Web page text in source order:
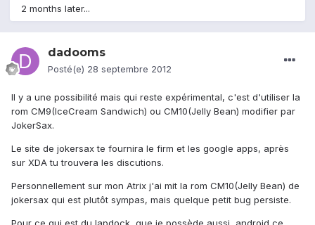
2 months later...
dadooms
Posté(e) 28 septembre 2012
Il y a une possibilité mais qui reste expérimental, c'est d'utiliser la
rom CM9(IceCream Sandwich) ou CM10(Jelly Bean) modifier par
JokerSax.
Le site de jokersax te fournira le firm et les google apps, après
sur XDA tu trouvera les discutions.
Personnellement sur mon Atrix j'ai mit la rom CM10(Jelly Bean) de
jokersax qui est plutôt sympas, mais quelque petit bug persiste.